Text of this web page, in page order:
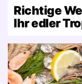
Richtige
Ihr edler